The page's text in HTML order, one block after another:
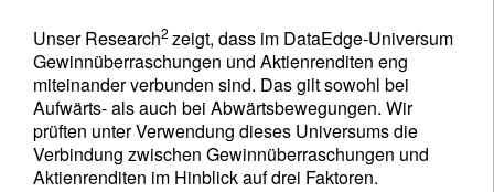
Unser Research2 zeigt, dass im DataEdge-Universum
Gewinnüberraschungen und Aktienrenditen eng
miteinander verbunden sind. Das gilt sowohl bei
Aufwärts- als auch bei Abwärtsbewegungen. Wir
prüften unter Verwendung dieses Universums die
Verbindung zwischen Gewinnüberraschungen und
Aktienrenditen im Hinblick auf drei Faktoren.